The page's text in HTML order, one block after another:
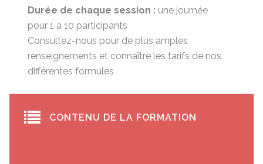
Durée de chaque session : une journée
pour 1 à 10 participants
Consultez-nous pour de plus amples
renseignements et connaître les tarifs de nos
différentes formules
CONTENU DE LA FORMATION